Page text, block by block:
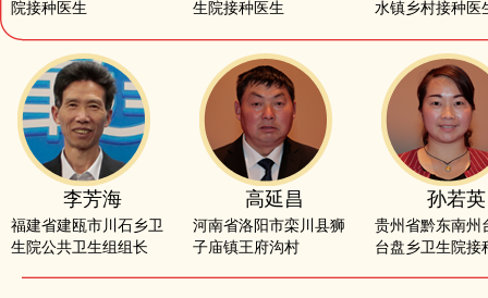
院接种医生
生院接种医生
水镇乡村接种医
李芳海
福建省建瓯市川石乡卫
生院公共卫生组组长
高延昌
河南省洛阳市栾川县狮
子庙镇王府沟村
孙若英
贵州省黔东南州
台盘乡卫生院接